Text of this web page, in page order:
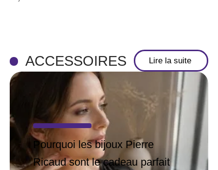
ACCESSOIRES Lire la suite
Pourquoi les bijoux Pierre
Ricaud sont le cadeau parfait